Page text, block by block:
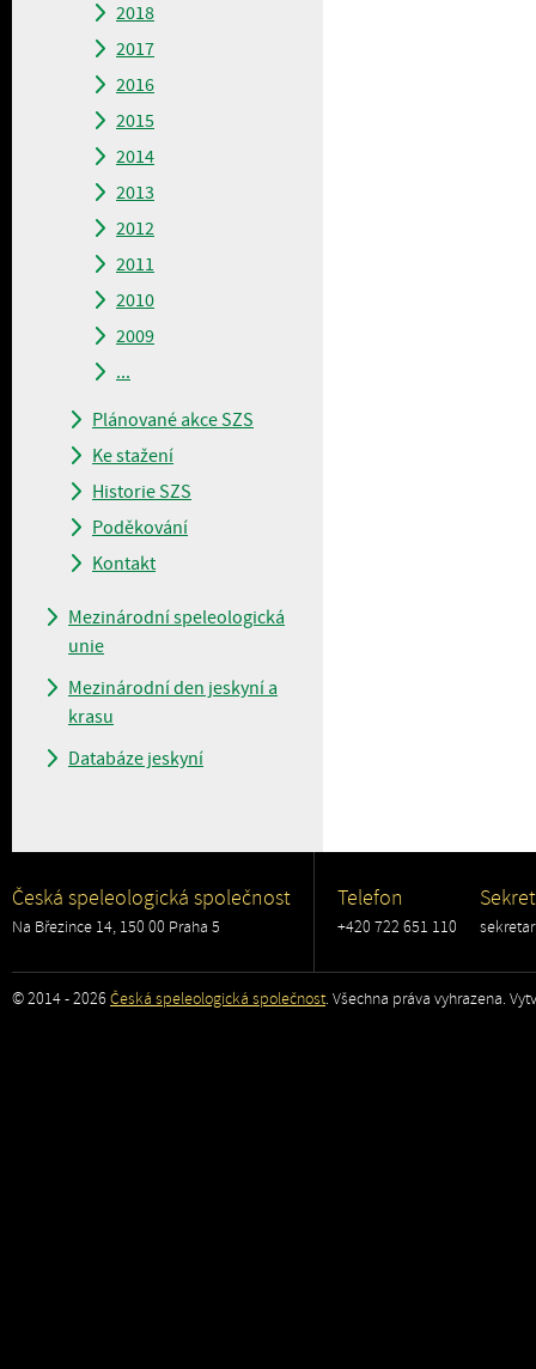
2018
2017
2016
2015
2014
2013
2012
2011
2010
2009
...
Plánované akce SZS
Ke stažení
Historie SZS
Poděkování
Kontakt
Mezinárodní speleologická
unie
Mezinárodní den jeskyní a
krasu
Databáze jeskyní
Česká speleologická společnost
Na Březince 14, 150 00 Praha 5
Telefon
+420 722 651 110
© 2014 - 2026 Česká speleologická společnost. Všechna práva vyhrazena.